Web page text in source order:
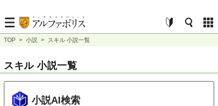
TOP > 小説 > スキル 小説一覧
スキル 小説一覧
小説AI検索